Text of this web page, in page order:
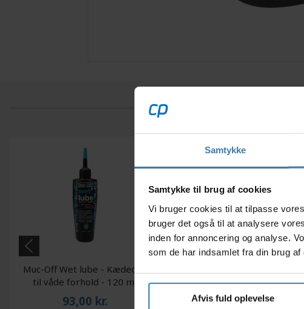
Samtykke
Samtykke til brug af cookies
Vi bruger cookies til at tilpasse
bruger det også til at analysere
inden for annoncering og analyse.
som de har indsamlet fra din brug af
Afvis fuld oplevelse
Muc-Off Wet lube - Kædeolie
til våde forhold - 120 ml
93,00 kr.
Premium 3 x120ml
159,00kr.